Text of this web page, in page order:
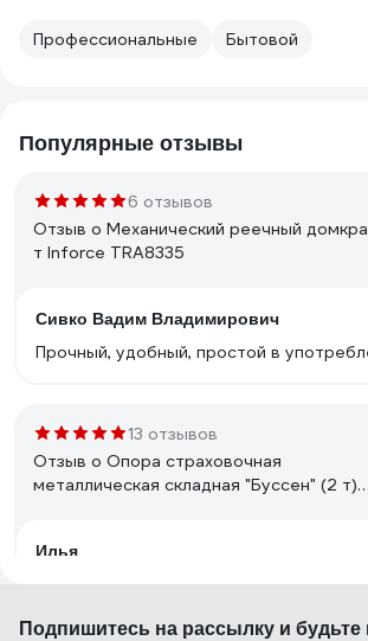
Профессиональные Бытовой
Популярные отзывы
6 отзывов
Отзыв о Механический реечный
т Inforce TRA8335
Сивко Вадим Владимирович
Прочный, удобный, простой в
13 отзывов
Отзыв о Опора страховочная
металлическая складная "Буссен" (2 т)
Илья
Складные, занимают мало места,
Подпишитесь на рассылку и будьте